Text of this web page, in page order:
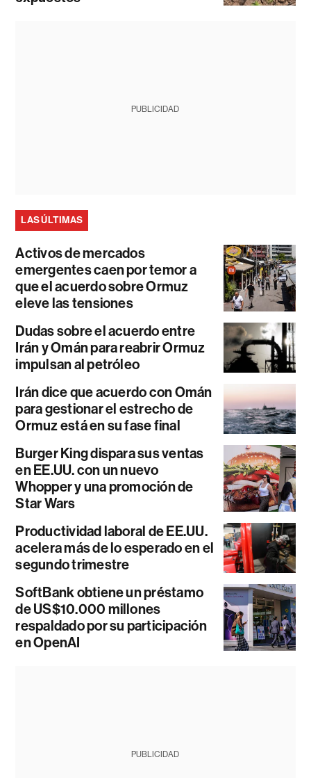
PUBLICIDAD
LAS ÚLTIMAS
Activos de mercados
emergentes caen por temor a
que el acuerdo sobre Ormuz
eleve las tensiones
Dudas sobre el acuerdo entre
Irán y Omán para reabrir Ormuz
impulsan al petróleo
Irán dice que acuerdo con Omán
para gestionar el estrecho de
Ormuz está en su fase final
Burger King dispara sus ventas
en EE.UU. con un nuevo
Whopper y una promoción de
Star Wars
Productividad laboral de EE.UU.
acelera más de lo esperado en el
segundo trimestre
SoftBank obtiene un préstamo
de US$10.000 millones
respaldado por su participación
en OpenAI
PUBLICIDAD